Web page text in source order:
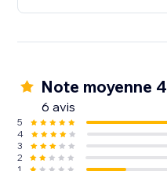
Note moyenne
6 avis
5
4
3
2